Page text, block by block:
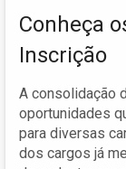
Conheça
Inscrição
A consolidação
oportunidades
para diversas
dos cargos já